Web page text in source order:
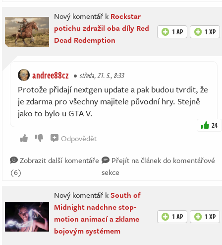
Nový komentář k Rockstar
potichu zdražil oba díly Red
Dead Redemption
1 AP 1 XP
andree88cz středa, 21. 5., 8:33
Protože přidají nextgen update a pak budou tvrdit, že
je zdarma pro všechny majitele původní hry. Stejně
jako to bylo u GTA V.
24
Odpovědět
Zobrazit další komentáře
(6)
Přejít na článek do komentářové
sekce
Nový komentář kSouth of
Midnight nadchne stop-
motion animací a zklame
bojovým systémem
1 AP 1 XP